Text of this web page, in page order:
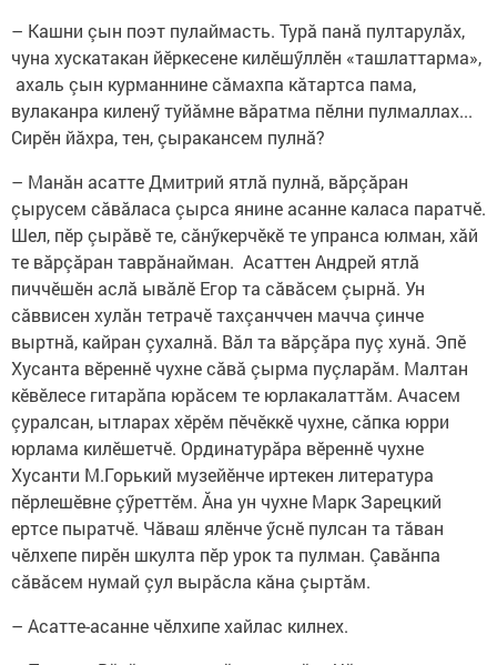
– Кашни çын поэт пулаймасть. Турă панă пултарулăх,
чуна хускатакан йӗркесене килӗшӳллӗн «ташлаттарма»,
ахаль çын курманнине сăмахпа кăтартса пама,
вулаканра киленӳ туйăмне вăратма пӗлни пулмаллах...
Сирӗн йăхра, тен, çыракансем пулнă?
– Манăн асатте Дмитрий ятлă пулнă, вăрçăран
çырусем сăвăласа çырса янине асанне каласа паратчӗ.
Шел, пӗр çырăвӗ те, сăнӳкерчӗкӗ те упранса юлман, хăй
те вăрçăран таврăнайман. Асаттен Андрей ятлă
пиччӗшӗн аслă ывăлӗ Егор та сăвăсем çырнă. Ун
сăввисен хулăн тетрачӗ тахçанччен мачча çинче
выртнă, кайран çухалнă. Вăл та вăрçăра пуç хунă. Эпӗ
Хусанта вӗреннӗ чухне сăвă çырма пуçларăм. Малтан
кӗвӗлесе гитарăпа юрăсем те юрлакалаттăм. Ачасем
çуралсан, ытларах хӗрӗм пӗчӗккӗ чухне, сăпка юрри
юрлама килӗшетчӗ. Ординатурăра вӗреннӗ чухне
Хусанти М.Горький музейӗнче иртекен литература
пӗрлешӗвне çӳреттӗм. Ăна ун чухне Марк Зарецкий
ертсе пыратчӗ. Чăваш ялӗнче ӳснӗ пулсан та тăван
чӗлхепе пирӗн шкулта пӗр урок та пулман. Çавăнпа
сăвăсем нумай çул вырăсла кăна çыртăм.
– Асатте-асанне чӗлхипе хайлас килнех.